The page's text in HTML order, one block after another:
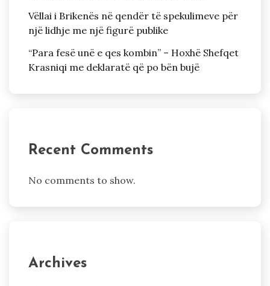
Vëllai i Brikenës në qendër të spekulimeve për
një lidhje me një figurë publike
“Para fesë unë e qes kombin” – Hoxhë Shefqet
Krasniqi me deklaratë që po bën bujë
Recent Comments
No comments to show.
Archives